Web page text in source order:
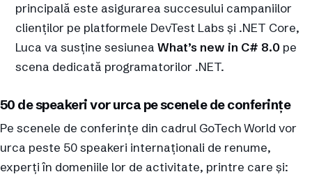
principală este asigurarea succesului campaniilor
clienților pe platformele DevTest Labs și .NET Core,
Luca va susține sesiunea What’s new in C# 8.0 pe
scena dedicată programatorilor .NET.
50 de speakeri vor urca pe scenele de conferințe
Pe scenele de conferințe din cadrul GoTech World vor
urca peste 50 speakeri internaționali de renume,
experți în domeniile lor de activitate, printre care și: